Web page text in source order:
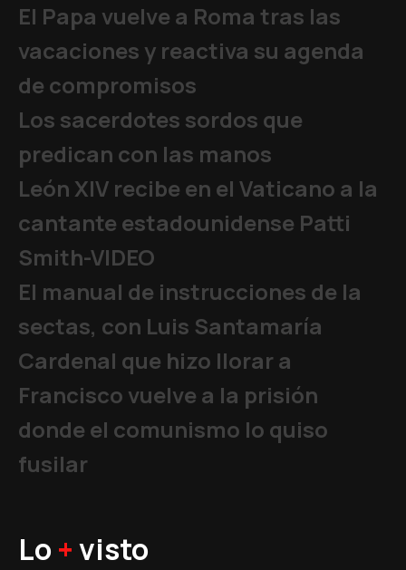
El Papa vuelve a Roma tras las
vacaciones y reactiva su agenda
de compromisos
Los sacerdotes sordos que
predican con las manos
León XIV recibe en el Vaticano a la
cantante estadounidense Patti
Smith-VIDEO
El manual de instrucciones de la
sectas, con Luis Santamaría
Cardenal que hizo llorar a
Francisco vuelve a la prisión
donde el comunismo lo quiso
fusilar
Lo +visto